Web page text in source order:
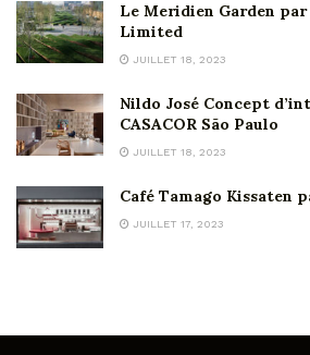
Le Meridien Garden
Limited
JUILLET 18, 2023
Nildo José Concept
CASACOR São Paulo
JUILLET 18, 2023
Café Tamago Kissaten
JUILLET 17, 2023